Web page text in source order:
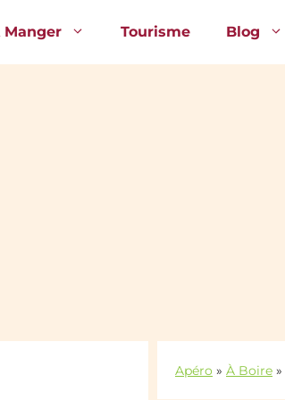
Manger Tourisme Blog
Apéro » À Boire »